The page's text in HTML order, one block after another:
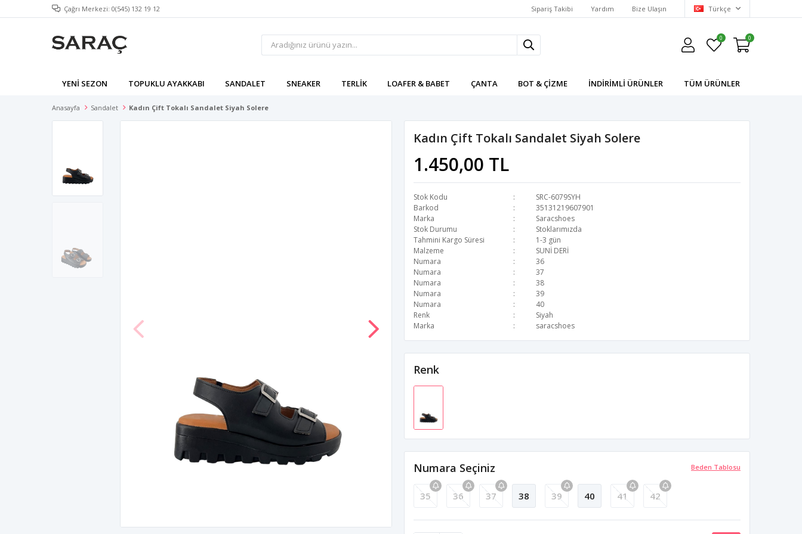
Çağrı Merkezi: 0(545) 132 19 12 Sipariş Takibi Yardım Bize Ulaşın Türkçe
0 0
YENI SEZON TOPUKLU AYAKKABI SANDALET SNEAKER TERLIK LOAFER & BABET ÇANTA BOT & ÇIZME İNDIRIMLI ÜRÜNLER TÜM ÜRÜNLER
Anasayfa Sandalet Kadın Çift Tokalı Sandalet Siyah Solere
Kadın Çift Tokalı Sandalet Siyah Solere
1.450,00 TL
Stok Kodu
SRC-6079SYH
Barkod
35131219607901
Marka
Saracshoes
Stok Durumu
Stoklarımızda
Tahmini Kargo Süresi
1-3 gün
Malzeme
SUNİ DERİ
Numara
36
Numara
37
Numara
38
Numara
39
Numara
40
Renk
Siyah
Marka
saracshoes
Renk
Beden Tablosu
Numara Seçiniz
35 36 37 38 39 40 41 42